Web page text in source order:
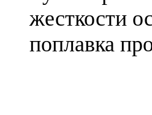
жесткости
поплавка